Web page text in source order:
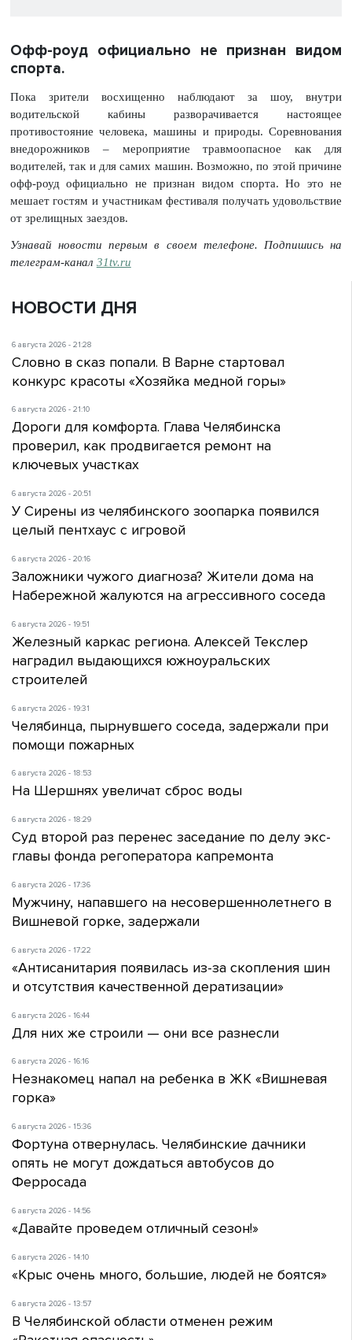
Офф-роуд официально не признан видом
спорта.
Пока зрители восхищенно наблюдают за шоу, внутри
водительской кабины разворачивается настоящее
противостояние человека, машины и природы. Соревнования
внедорожников – мероприятие травмоопасное как для
водителей, так и для самих машин. Возможно, по этой причине
офф-роуд официально не признан видом спорта. Но это не
мешает гостям и участникам фестиваля получать удовольствие
от зрелищных заездов.
Узнавай новости первым в своем телефоне. Подпишись на
телеграм-канал 31tv.ru
НОВОСТИ ДНЯ
6 августа 2026 - 21:28
Словно в сказ попали. В Варне стартовал
конкурс красоты «Хозяйка медной горы»
6 августа 2026 - 21:10
Дороги для комфорта. Глава Челябинска
проверил, как продвигается ремонт на
ключевых участках
6 августа 2026 - 20:51
У Сирены из челябинского зоопарка появился
целый пентхаус с игровой
6 августа 2026 - 20:16
Заложники чужого диагноза? Жители дома на
Набережной жалуются на агрессивного соседа
6 августа 2026 - 19:51
Железный каркас региона. Алексей Текслер
наградил выдающихся южноуральских
строителей
6 августа 2026 - 19:31
Челябинца, пырнувшего соседа, задержали при
помощи пожарных
6 августа 2026 - 18:53
На Шершнях увеличат сброс воды
6 августа 2026 - 18:29
Суд второй раз перенес заседание по делу экс-
главы фонда регоператора капремонта
6 августа 2026 - 17:36
Мужчину, напавшего на несовершеннолетнего в
Вишневой горке, задержали
6 августа 2026 - 17:22
«Антисанитария появилась из-за скопления шин
и отсутствия качественной дератизации»
6 августа 2026 - 16:44
Для них же строили — они все разнесли
6 августа 2026 - 16:16
Незнакомец напал на ребенка в ЖК «Вишневая
горка»
6 августа 2026 - 15:36
Фортуна отвернулась. Челябинские дачники
опять не могут дождаться автобусов до
Ферросада
6 августа 2026 - 14:56
«Давайте проведем отличный сезон!»
6 августа 2026 - 14:10
«Крыс очень много, большие, людей не боятся»
6 августа 2026 - 13:57
В Челябинской области отменен режим